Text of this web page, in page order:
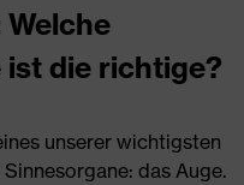
die richtige?
unserer wichtigsten
das Auge.